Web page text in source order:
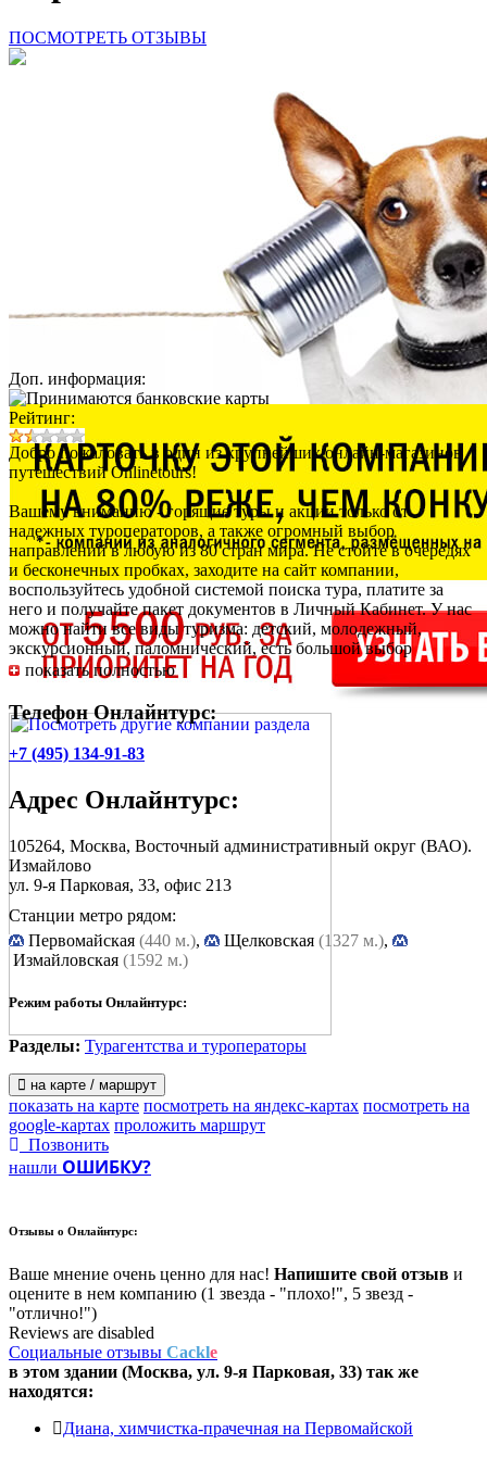
ПОСМОТРЕТЬ ОТЗЫВЫ
Доп. информация:
Рейтинг:
Добро пожаловать в один из крупнейших онлайн-магазинов
путешествий Onlinetours!
Вашему вниманию - горящие туры и акции только от
надежных туроператоров, а также огромный выбор
направлений в любую из 80 стран мира. Не стойте в очередях
и бесконечных пробках, заходите на сайт компании,
воспользуйтесь удобной системой поиска тура, платите за
него и получайте пакет документов в Личный Кабинет. У нас
можно найти все виды туризма: детский, молодежный,
экскурсионный, паломнический, есть большой выбор
свадебных путешествий, праздничных туров. Наш отдел
сервиса работает круглые сутки и готов предоставить любую
информацию относительно выбранной путевки.
показать полностью
Телефон Онлайнтурс:
+7 (495) 134-91-83
Адрес Онлайнтурс:
105264, Москва, Восточный административный округ (ВАО).
Измайлово
ул. 9-я Парковая, 33, офис 213
Станции метро рядом:
Первомайская (440 м.), Щелковская (1327 м.),
Измайловская (1592 м.)
Режим работы Онлайнтурс:
Разделы: Турагентства и туроператоры
на карте / маршрут
показать на карте посмотреть на яндекс-картах посмотреть на
google-картах проложить маршрут
Позвонить
нашли ОШИБКУ?
Отзывы о Онлайнтурс:
Ваше мнение очень ценно для нас! Напишите свой отзыв и
оцените в нем компанию (1 звезда - "плохо!", 5 звезд -
"отлично!")
Reviews are disabled
Социальные отзывы Cackle
в этом здании (Москва, ул. 9-я Парковая, 33) так же
находятся:
Диана, химчистка-прачечная на Первомайской